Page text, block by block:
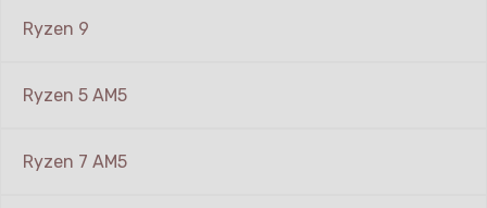
Ryzen 9
Ryzen 5 AM5
Ryzen 7 AM5